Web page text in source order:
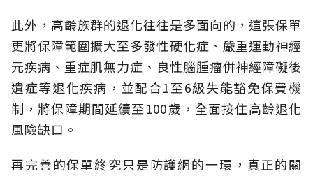
此外，高齡族群的退化往往是多面向的，這張保單
更將保障範圍擴大至多發性硬化症、嚴重運動神經
元疾病、重症肌無力症、良性腦腫瘤併神經障礙後
遺症等退化疾病，並配合1至6級失能豁免保費機
制，將保障期間延續至100歲，全面接住高齡退化
風險缺口。
再完善的保單終究只是防護網的一環，真正的關